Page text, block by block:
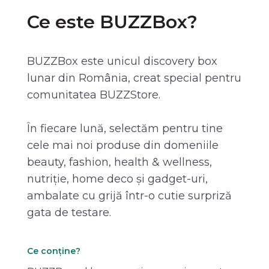
Ce este BUZZBox?
BUZZBox este unicul discovery box
lunar din România, creat special pentru
comunitatea BUZZStore.
În fiecare lună, selectăm pentru tine
cele mai noi produse din domeniile
beauty, fashion, health & wellness,
nutriție, home deco și gadget-uri,
ambalate cu grijă într-o cutie surpriză
gata de testare.
Ce conține?